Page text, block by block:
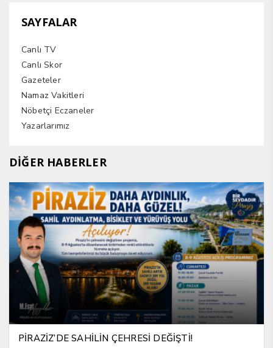
SAYFALAR
Canlı TV
Canlı Skor
Gazeteler
Namaz Vakitleri
Nöbetçi Eczaneler
Yazarlarımız
DİĞER HABERLER
PİRAZİZ’DE SAHİLİN ÇEHRESİ DEĞİŞTİ!